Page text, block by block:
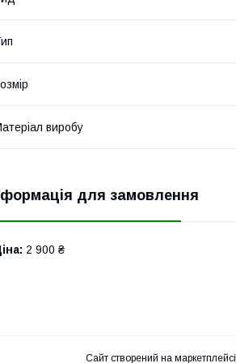
виробу
для замовлення
2 900 ₴
Сайт створений на маркетплейсі